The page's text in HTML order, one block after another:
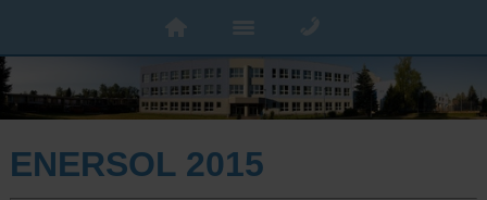
ENERSOL 2015